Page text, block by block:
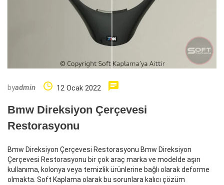
byadmin 12 Ocak 2022
Bmw Direksiyon Çerçevesi
Restorasyonu
Bmw Direksiyon Çerçevesi Restorasyonu Bmw Direksiyon
Çerçevesi Restorasyonu bir çok araç marka ve modelde aşırı
kullanıma, kolonya veya temizlik ürünlerine bağlı olarak deforme
olmakta. Soft Kaplama olarak bu sorunlara kalıcı çözüm